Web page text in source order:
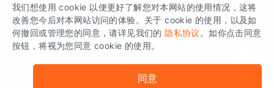
场景指南
关注公众号 获取更多干货
GrowingIO 是专注于数据智能分析与增长的品牌，核心平台为 GrowingIO
分析云。
版权所有 © 北京易数科技有限公司
我们想使用 cookie 以便更好了解您对本网站的使用情况，这将
改善您今后对本网站访问的体验。关于 cookie 的使用，以及如
何撤回或管理您的同意，请详见我们的 隐私协议 。如你点击同意
按钮，将视为您同意 cookie 的使用。
同意